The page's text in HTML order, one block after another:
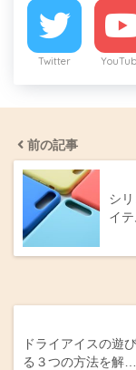
Twitter
前の記事
シ
イ
ドライアイスの遊
る３つの方法を解…